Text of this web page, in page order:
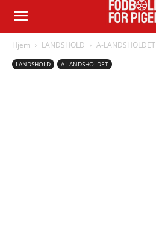
Hjem LANDSHOLD A-LANDSHOLDET
LANDSHOLD A-LANDSHOLDET